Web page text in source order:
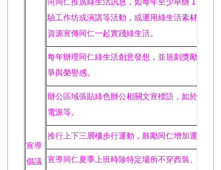
宣導
倡議
驗工作坊或演講等活動，或運用綠生活素材於自
資源宣傳同仁一起實踐綠生活。
每年辦理同仁綠生活創意發想，並規劃獎勵或競
爭與榮譽感。
辦公區域張貼綠色辦公相關文宣標語，如於開關
電源等。
推行上下三層樓步行運動，鼓勵同仁增加運動減
宣導同仁夏季上班時除特定場所不穿西裝、不打